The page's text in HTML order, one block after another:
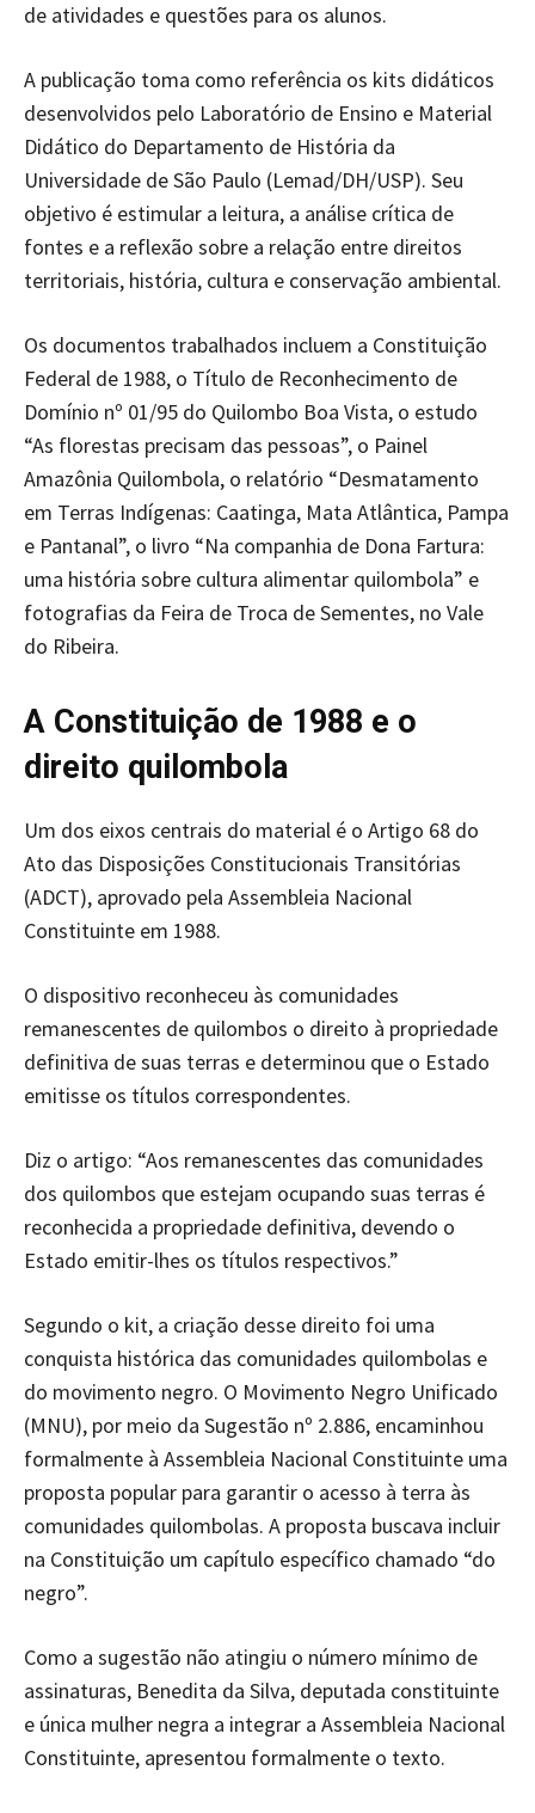
de atividades e questões para os alunos.
A publicação toma como referência os kits didáticos
desenvolvidos pelo Laboratório de Ensino e Material
Didático do Departamento de História da
Universidade de São Paulo (Lemad/DH/USP). Seu
objetivo é estimular a leitura, a análise crítica de
fontes e a reflexão sobre a relação entre direitos
territoriais, história, cultura e conservação ambiental.
Os documentos trabalhados incluem a Constituição
Federal de 1988, o Título de Reconhecimento de
Domínio nº 01/95 do Quilombo Boa Vista, o estudo
“As florestas precisam das pessoas”, o Painel
Amazônia Quilombola, o relatório “Desmatamento
em Terras Indígenas: Caatinga, Mata Atlântica, Pampa
e Pantanal”, o livro “Na companhia de Dona Fartura:
uma história sobre cultura alimentar quilombola” e
fotografias da Feira de Troca de Sementes, no Vale
do Ribeira.
A Constituição de 1988 e o
direito quilombola
Um dos eixos centrais do material é o Artigo 68 do
Ato das Disposições Constitucionais Transitórias
(ADCT), aprovado pela Assembleia Nacional
Constituinte em 1988.
O dispositivo reconheceu às comunidades
remanescentes de quilombos o direito à propriedade
definitiva de suas terras e determinou que o Estado
emitisse os títulos correspondentes.
Diz o artigo: “Aos remanescentes das comunidades
dos quilombos que estejam ocupando suas terras é
reconhecida a propriedade definitiva, devendo o
Estado emitir-lhes os títulos respectivos.”
Segundo o kit, a criação desse direito foi uma
conquista histórica das comunidades quilombolas e
do movimento negro. O Movimento Negro Unificado
(MNU), por meio da Sugestão nº 2.886, encaminhou
formalmente à Assembleia Nacional Constituinte uma
proposta popular para garantir o acesso à terra às
comunidades quilombolas. A proposta buscava incluir
na Constituição um capítulo específico chamado “do
negro”.
Como a sugestão não atingiu o número mínimo de
assinaturas, Benedita da Silva, deputada constituinte
e única mulher negra a integrar a Assembleia Nacional
Constituinte, apresentou formalmente o texto.